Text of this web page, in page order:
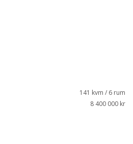
141 kvm / 6 rum
8 400 000 kr